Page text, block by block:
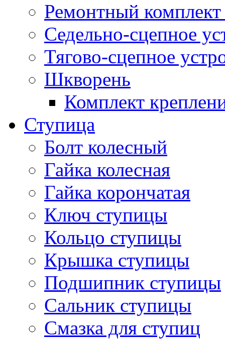
Ремонтный комплект
Седельно-сцепное
Тягово-сцепное
Шкворень
Комплект
Ступица
Болт колесный
Гайка колесная
Гайка корончатая
Ключ ступицы
Кольцо ступицы
Крышка ступицы
Подшипник ступицы
Сальник ступицы
Смазка для ступиц